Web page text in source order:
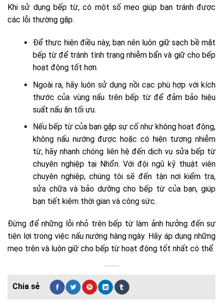
Khi sử dụng bếp từ, có một số mẹo giúp bạn tránh được
các lỗi thường gặp.
Để thực hiện điều này, bạn nên luôn giữ sạch bề mặt
bếp từ để tránh tình trạng nhiễm bẩn và giữ cho bếp
hoạt động tốt hơn.
Ngoài ra, hãy luôn sử dụng nồi cạc phù hợp với kích
thước của vùng nấu trên bếp từ để đảm bảo hiệu
suất nấu ăn tối ưu.
Nếu bếp từ của bạn gặp sự cố như không hoạt động,
không nấu nướng được hoặc có hiện tượng nhiễm
từ, hãy nhanh chóng liên hệ đến dịch vụ sửa bếp từ
chuyên nghiệp tại Nhổn. Với đội ngũ kỹ thuật viên
chuyên nghiệp, chúng tôi sẽ đến tận nơi kiểm tra,
sửa chữa và bảo dưỡng cho bếp từ của bạn, giúp
bạn tiết kiệm thời gian và công sức.
Đừng để những lỗi nhỏ trên bếp từ làm ảnh hưởng đến sự
tiện lợi trong việc nấu nướng hàng ngày. Hãy áp dụng những
mẹo trên và luôn giữ cho bếp từ hoạt động tốt nhất có thể.